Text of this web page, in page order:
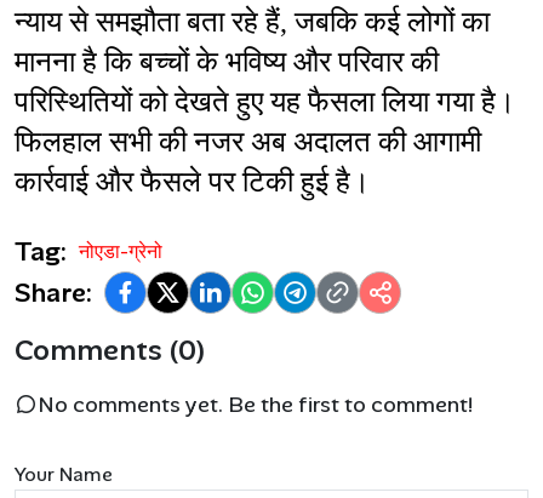
न्याय से समझौता बता रहे हैं, जबकि कई लोगों का
मानना है कि बच्चों के भविष्य और परिवार की
परिस्थितियों को देखते हुए यह फैसला लिया गया है।
फिलहाल सभी की नजर अब अदालत की आगामी
कार्रवाई और फैसले पर टिकी हुई है।
Tag: नोएडा-ग्रेनो
Share:
Comments (0)
No comments yet. Be the first to comment!
Your Name